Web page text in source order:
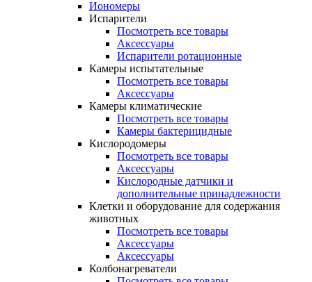
Иономеры
Испарители
Посмотреть все товары
Аксессуары
Испарители ротационные
Камеры испытательные
Посмотреть все товары
Аксессуары
Камеры климатические
Посмотреть все товары
Камеры бактерицидные
Кислородомеры
Посмотреть все товары
Аксессуары
Кислородные датчики и
дополнительные принадлежности
Клетки и оборудование для содержания
животных
Посмотреть все товары
Аксессуары
Аксессуары
Колбонагреватели